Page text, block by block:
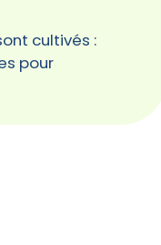
cultivés :
pour